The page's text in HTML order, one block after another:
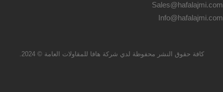
Sales@hafalajmi.com
Info@hafalajmi.com
كافة حقوق النشر محفوظة لدي شركة هافا للمقاولات العامة © 2024.